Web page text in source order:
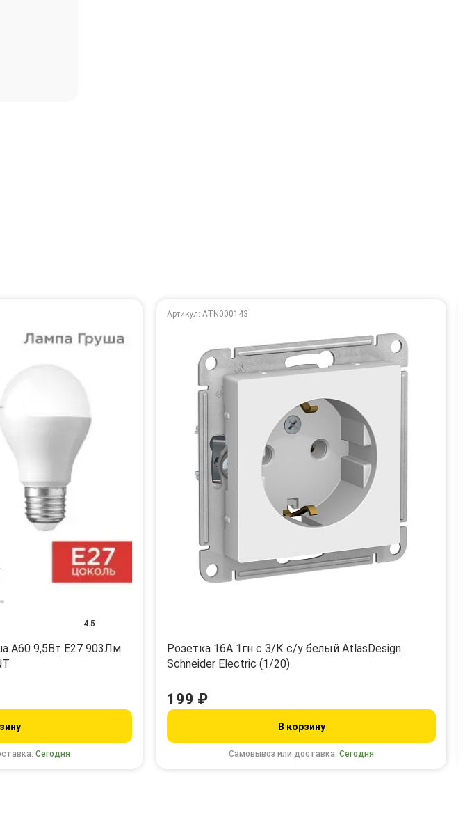
4.5
A60 9,5Вт E27 903Лм
Сегодня
Артикул: ATN000143
Розетка 16А 1гн с З/К с/у белый AtlasDesign
Schneider Electric (1/20)
Самовывоз или доставка:Сегодня
199 ₽
В корзину